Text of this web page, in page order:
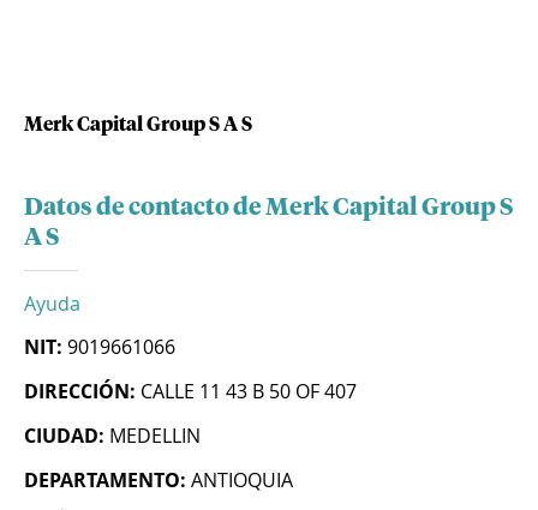
Merk Capital Group S A S
Datos de contacto de Merk Capital Group S
A S
Ayuda
NIT: 9019661066
DIRECCIÓN: CALLE 11 43 B 50 OF 407
CIUDAD: MEDELLIN
DEPARTAMENTO: ANTIOQUIA